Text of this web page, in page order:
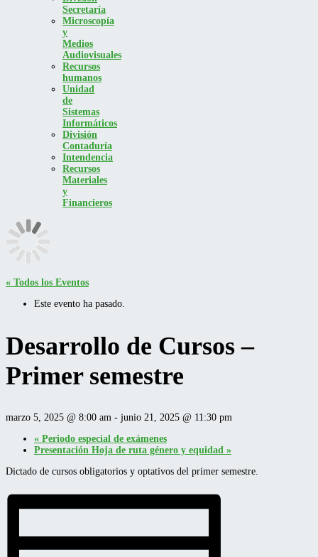
Secretaría
Microscopía
y
Medios
Audiovisuales
Recursos
humanos
Unidad
de
Sistemas
Informáticos
División
Contaduría
Intendencia
Recursos
Materiales
y
Financieros
« Todos los Eventos
Este evento ha pasado.
Desarrollo de Cursos –
Primer semestre
marzo 5, 2025 @ 8:00 am - junio 21, 2025 @ 11:30 pm
« Periodo especial de exámenes
Presentación Hoja de ruta género y equidad »
Dictado de cursos obligatorios y optativos del primer semestre.